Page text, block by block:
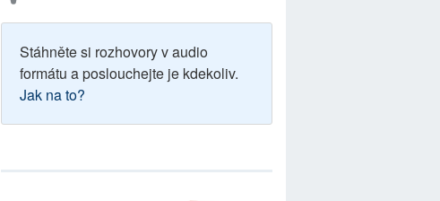
Stáhněte si rozhovory v audio
formátu a poslouchejte je kdekoliv.
Jak na to?